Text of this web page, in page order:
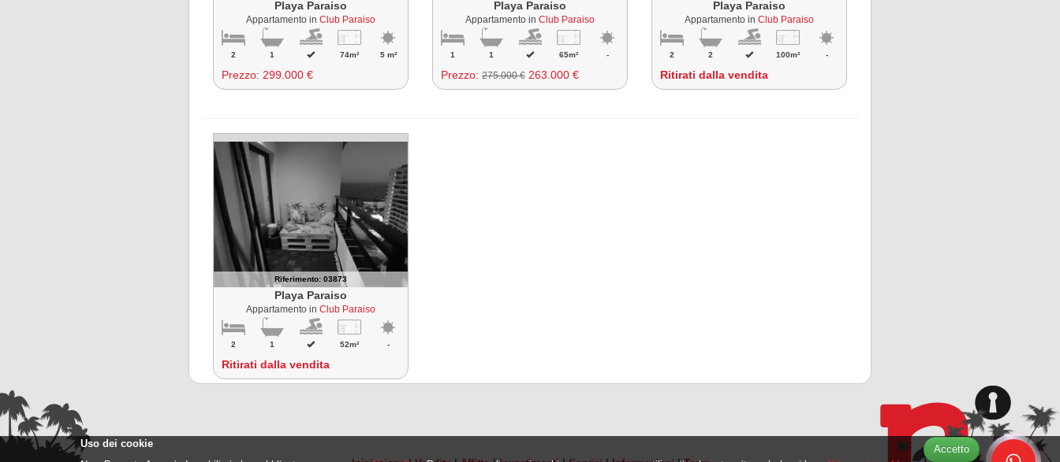
Playa Paraiso
Appartamento in Club Paraiso
2 1 74m² 5 m²
Prezzo: 299.000 €
Playa Paraiso
Appartamento in Club Paraiso
1 1 65m² -
Prezzo: 275.000 €263.000 €
Playa Paraiso
Appartamento in Club Paraiso
2 2 100m² -
Ritirati dalla vendita
Riferimento: 03873
Playa Paraiso
Appartamento in Club Paraiso
2 1 52m² -
Ritirati dalla vendita
Accetto
Uso dei cookie